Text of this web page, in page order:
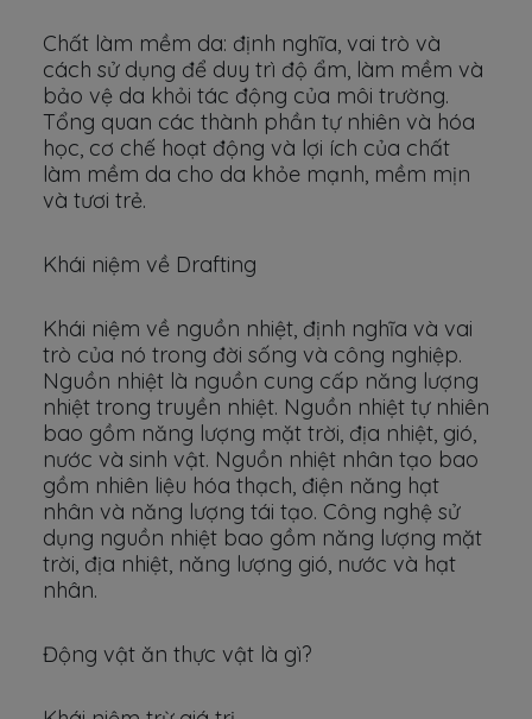
Chất làm mềm da: định nghĩa, vai trò và
cách sử dụng để duy trì độ ẩm, làm mềm và
bảo vệ da khỏi tác động của môi trường.
Tổng quan các thành phần tự nhiên và hóa
học, cơ chế hoạt động và lợi ích của chất
làm mềm da cho da khỏe mạnh, mềm mịn
và tươi trẻ.
Khái niệm về Drafting
Khái niệm về nguồn nhiệt, định nghĩa và vai
trò của nó trong đời sống và công nghiệp.
Nguồn nhiệt là nguồn cung cấp năng lượng
nhiệt trong truyền nhiệt. Nguồn nhiệt tự nhiên
bao gồm năng lượng mặt trời, địa nhiệt, gió,
nước và sinh vật. Nguồn nhiệt nhân tạo bao
gồm nhiên liệu hóa thạch, điện năng hạt
nhân và năng lượng tái tạo. Công nghệ sử
dụng nguồn nhiệt bao gồm năng lượng mặt
trời, địa nhiệt, năng lượng gió, nước và hạt
nhân.
Động vật ăn thực vật là gì?